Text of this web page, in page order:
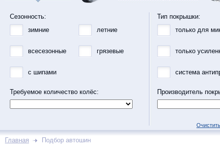
Сезонность:
зимние
летние
всесезонные грязевые
с шипами
Требуемое количество колёс:
Тип покрышки:
только для
только
система
Производитель
Главная Подбор автошин